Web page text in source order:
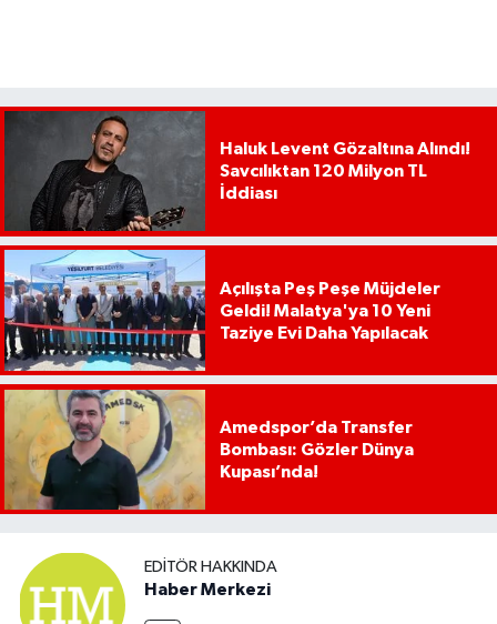
Haluk Levent Gözaltına Alındı!
Savcılıktan 120 Milyon TL
İddiası
Açılışta Peş Peşe Müjdeler
Geldi! Malatya'ya 10 Yeni
Taziye Evi Daha Yapılacak
Amedspor’da Transfer
Bombası: Gözler Dünya
Kupası’nda!
EDITÖR HAKKINDA
Haber Merkezi